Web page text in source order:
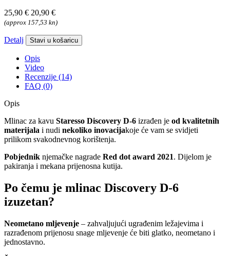
25,90 € 20,90 €
(approx 157,53 kn)
Detalj Stavi u košaricu
Opis
Video
Recenzije (14)
FAQ (0)
Opis
Mlinac za kavu Staresso Discovery D-6 izrađen je od kvalitetnih
materijala i nudi nekoliko inovacijakoje će vam se svidjeti
prilikom svakodnevnog korištenja.
Pobjednik njemačke nagrade Red dot award 2021. Dijelom je
pakiranja i mekana prijenosna kutija.
Po čemu je mlinac Discovery D-6
izuzetan?
Neometano mljevenje – zahvaljujući ugrađenim ležajevima i
razrađenom prijenosu snage mljevenje će biti glatko, neometano i
jednostavno.